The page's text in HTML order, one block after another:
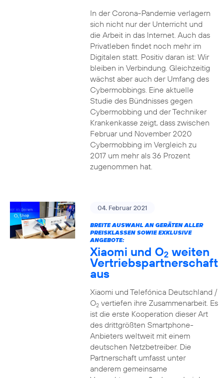
In der Corona-Pandemie verlagern
sich nicht nur der Unterricht und
die Arbeit in das Internet. Auch das
Privatleben findet noch mehr im
Digitalen statt. Positiv daran ist: Wir
bleiben in Verbindung. Gleichzeitig
wächst aber auch der Umfang des
Cybermobbings. Eine aktuelle
Studie des Bündnisses gegen
Cybermobbing und der Techniker
Krankenkasse zeigt, dass zwischen
Februar und November 2020
Cybermobbing im Vergleich zu
2017 um mehr als 36 Prozent
zugenommen hat.
04. Februar 2021
BREITE AUSWAHL AN GERÄTEN ALLER
PREISKLASSEN SOWIE EXKLUSIVE
ANGEBOTE:
Xiaomi und O2 weiten
Vertriebspartnerschaft
aus
Xiaomi und Telefónica Deutschland /
O2vertiefen ihre Zusammenarbeit. Es
ist die erste Kooperation dieser Art
des drittgrößten Smartphone-
Anbieters weltweit mit einem
deutschen Netzbetreiber. Die
Partnerschaft umfasst unter
anderem gemeinsame